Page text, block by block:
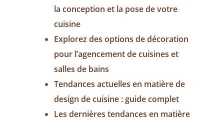
la conception et la pose de votre
cuisine
Explorez des options de décoration
pour l’agencement de cuisines et
salles de bains
Tendances actuelles en matière de
design de cuisine : guide complet
Les dernières tendances en matière